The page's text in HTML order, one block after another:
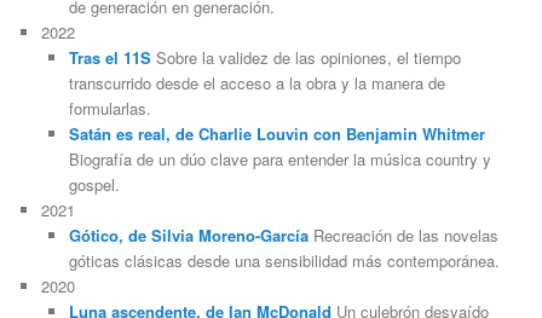
de generación en generación.
2022
Tras el 11SSobre la validez de las opiniones, el tiempo
transcurrido desde el acceso a la obra y la manera de
formularlas.
Satán es real, de Charlie Louvin con Benjamin Whitmer
Biografía de un dúo clave para entender la música country y
gospel.
2021
Gótico, de Silvia Moreno-GarcíaRecreación de las novelas
góticas clásicas desde una sensibilidad más contemporánea.
2020
Luna ascendente, de Ian McDonald Un culebrón desvaído